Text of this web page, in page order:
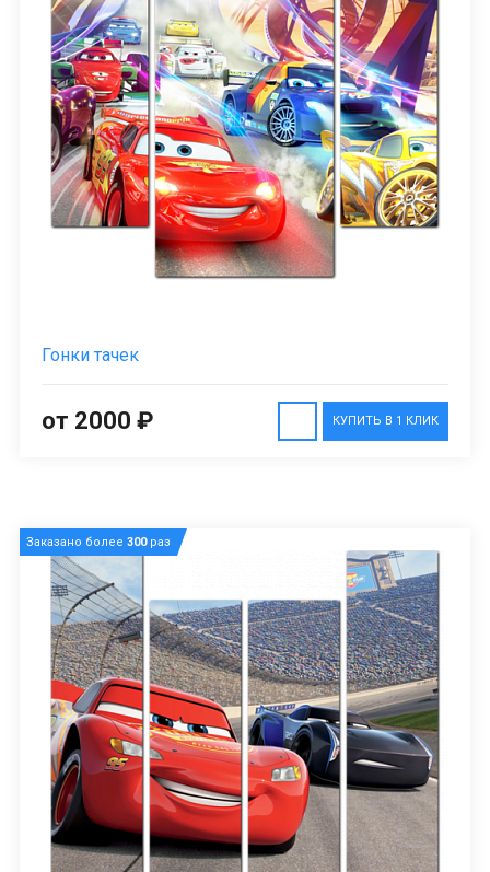
Гонки тачек
КУПИТЬ В 1 КЛИК
от 2000 ₽
Заказано более 300раз